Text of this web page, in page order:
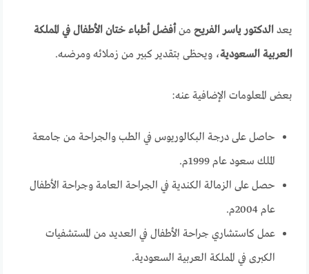
يعدالدكتور ياسر الفريح منأفضل أطباء ختان الأطفال في المملكة
العربية السعودية، ويحظى بتقدير كبير من زملائه ومرضىه.
بعض المعلومات الإضافية عنه:
حاصل على درجة البكالوريوس في الطب والجراحة من جامعة
الملك سعود عام 1999م.
حصل على الزمالة الكندية في الجراحة العامة وجراحة الأطفال
عام 2004م.
عمل كاستشاري جراحة الأطفال في العديد من المستشفيات
الكبرى في المملكة العربية السعودية.